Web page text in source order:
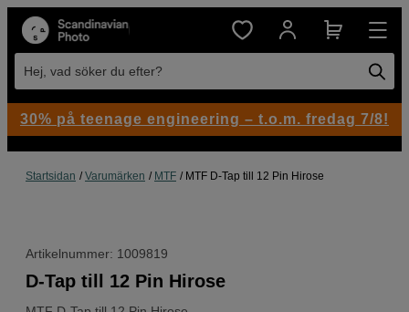
Hej, vad söker du efter?
Startsidan Varumärken MTF MTF D-Tap till 12 Pin Hirose
Artikelnummer: 1009819
D-Tap till 12 Pin Hirose
30% på teenage engineering – t.o.m. fredag 7/8!